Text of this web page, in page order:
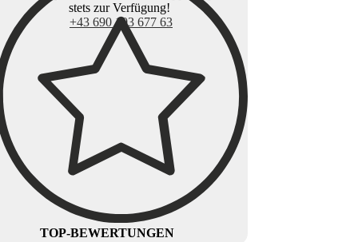
stets zur Verfügung!
+43 690 103 677 63
TOP-BEWERTUNGEN